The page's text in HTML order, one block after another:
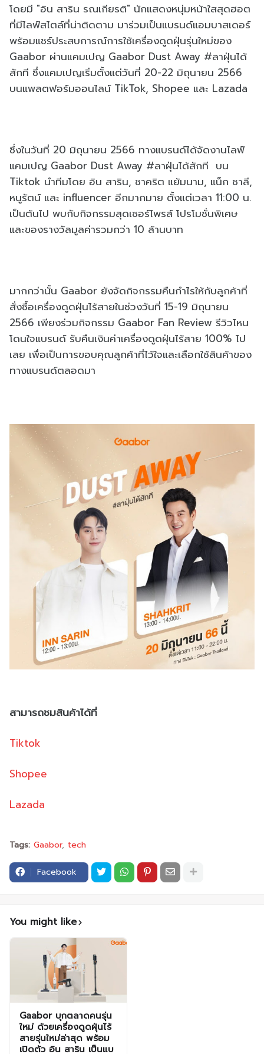
โดยมี "อิน สาริน รณเกียรติ" นักแสดงหนุ่มหน้าใสสุดฮอต
ที่มีไลฟ์สไตล์ที่น่าติดตาม มาร่วมเป็นแบรนด์แอมบาสเดอร์
พร้อมแชร์ประสบการณ์การใช้เครื่องดูดฝุ่นรุ่นใหม่ของ
Gaabor ผ่านแคมเปญ Gaabor Dust Away #ลาฝุ่นได้
สักที ซึ่งแคมเปญเริ่มตั้งแต่วันที่ 20-22 มิถุนายน 2566
บนแพลตฟอร์มออนไลน์ TikTok, Shopee และ Lazada
ซึ่งในวันที่ 20 มิถุนายน 2566 ทางแบรนด์ได้จัดงานไลฟ์
แคมเปญ Gaabor Dust Away #ลาฝุ่นได้สักที บน
Tiktok นำทีมโดย อิน สาริน, ชาคริต แย้มนาม, แน็ก ชาลี,
หนูรัตน์ และ influencer อีกมากมาย ตั้งแต่เวลา 11:00 น.
เป็นต้นไป พบกับกิจกรรมสุดเซอร์ไพรส์ โปรโมชั่นพิเศษ
และของรางวัลมูลค่ารวมกว่า 10 ล้านบาท
มากกว่านั้น Gaabor ยังจัดกิจกรรมคืนกำไรให้กับลูกค้าที่
สั่งซื้อเครื่องดูดฝุ่นไร้สายในช่วงวันที่ 15-19 มิถุนายน
2566 เพียงร่วมกิจกรรม Gaabor Fan Review รีวิวไหน
โดนใจแบรนด์ รับคืนเงินค่าเครื่องดูดฝุ่นไร้สาย 100% ไป
เลย เพื่อเป็นการขอบคุณลูกค้าที่ไว้ใจและเลือกใช้สินค้าของ
ทางแบรนด์ตลอดมา
สามารถชมสินค้าได้ที่
Tiktok
Shopee
Lazada
Tags: Gaabor tech
Facebook
You might like
Gaabor บุกตลาดคนรุ่น
ใหม่ ด้วยเครื่องดูดฝุ่นไร้
สายรุ่นใหม่ล่าสุด พร้อม
เปิดตัว อิน สาริน เป็นแบ